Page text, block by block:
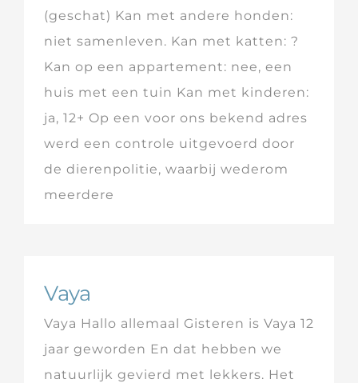
(geschat) Kan met andere honden:
niet samenleven. Kan met katten: ?
Kan op een appartement: nee, een
huis met een tuin Kan met kinderen:
ja, 12+ Op een voor ons bekend adres
werd een controle uitgevoerd door
de dierenpolitie, waarbij wederom
meerdere
Vaya
Vaya Hallo allemaal Gisteren is Vaya 12
jaar geworden En dat hebben we
natuurlijk gevierd met lekkers. Het